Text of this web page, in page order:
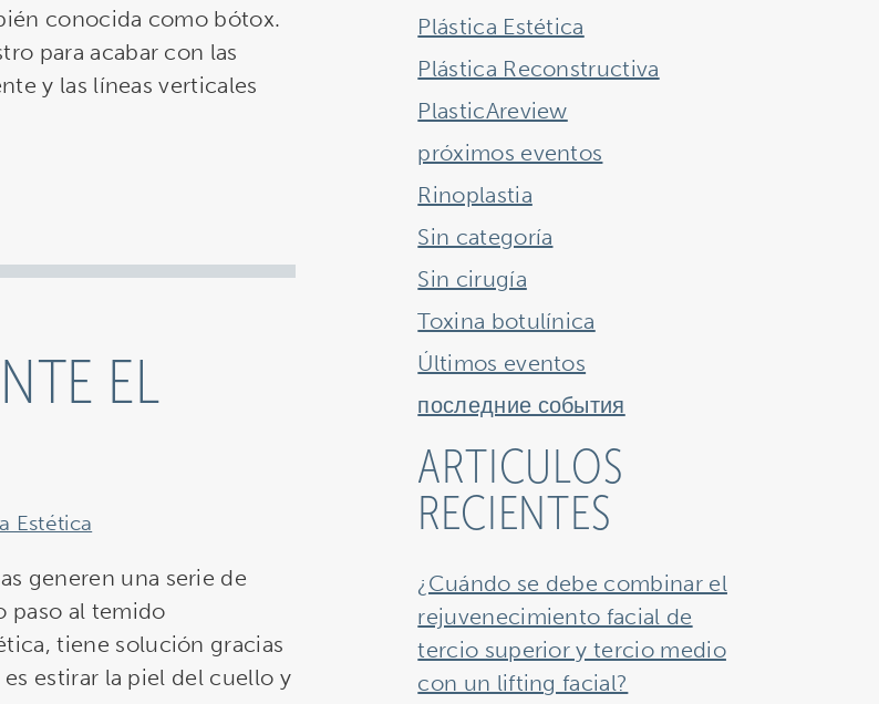
conocida como bótox.
para acabar con las
y las líneas verticales
EL
Estética
generen una serie de
paso al temido
tiene solución gracias
estirar la piel del cuello y
Plástica Estética
Plástica Reconstructiva
PlasticAreview
próximos eventos
Rinoplastia
Sin categoría
Sin cirugía
Toxina botulínica
Últimos eventos
последние события
ARTICULOS
RECIENTES
¿Cuándo se debe combinar el
rejuvenecimiento facial de
tercio superior y tercio medio
con un lifting facial?